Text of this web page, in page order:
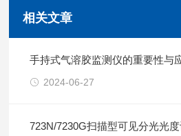
相关文章
手持式气溶胶监测仪的重要性与
2024-06-27
723N/7230G扫描型可见分光光